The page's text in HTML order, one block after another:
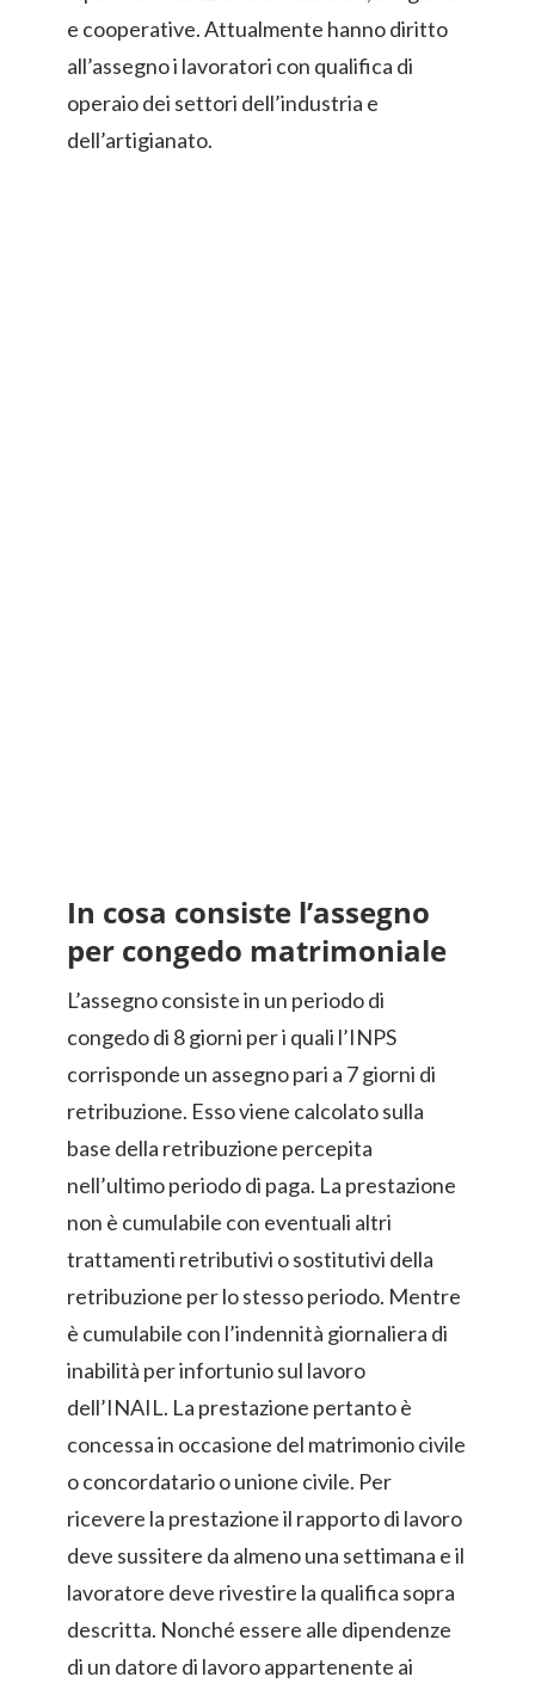
e cooperative. Attualmente hanno diritto
all’assegno i lavoratori con qualifica di
operaio dei settori dell’industria e
dell’artigianato.
In cosa consiste l’assegno
per congedo matrimoniale
L’assegno consiste in un periodo di
congedo di 8 giorni per i quali l’INPS
corrisponde un assegno pari a 7 giorni di
retribuzione. Esso viene calcolato sulla
base della retribuzione percepita
nell’ultimo periodo di paga. La prestazione
non è cumulabile con eventuali altri
trattamenti retributivi o sostitutivi della
retribuzione per lo stesso periodo. Mentre
è cumulabile con l’indennità giornaliera di
inabilità per infortunio sul lavoro
dell’INAIL. La prestazione pertanto è
concessa in occasione del matrimonio civile
o concordatario o unione civile. Per
ricevere la prestazione il rapporto di lavoro
deve sussitere da almeno una settimana e il
lavoratore deve rivestire la qualifica sopra
descritta. Nonché essere alle dipendenze
di un datore di lavoro appartenente ai